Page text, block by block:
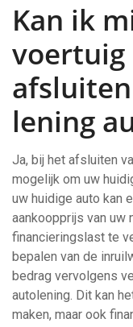
Kan ik
lening
Ja, bij het afsluiten
mogelijk om uw
uw huidige auto kan
aankoopprijs van uw
financieringslast te
bepalen van de
bedrag vervolgens
autolening. Dit kan
maken, maar ook